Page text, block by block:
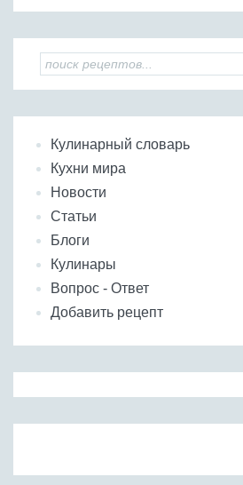
Кулинарный словарь
Кухни мира
Новости
Статьи
Блоги
Кулинары
Вопрос - Ответ
Добавить рецепт